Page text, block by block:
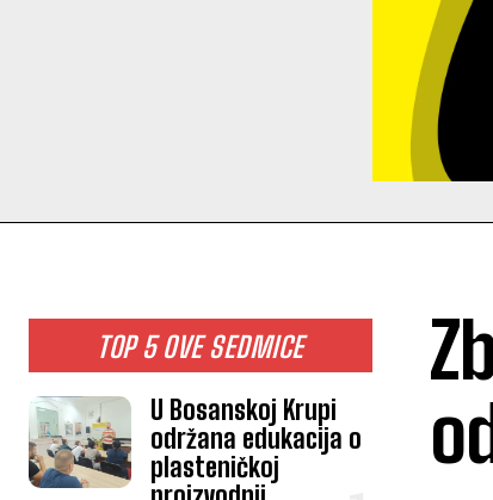
TOP 5 OVE SEDMICE
U Bosanskoj Krupi
održana edukacija o
plasteničkoj